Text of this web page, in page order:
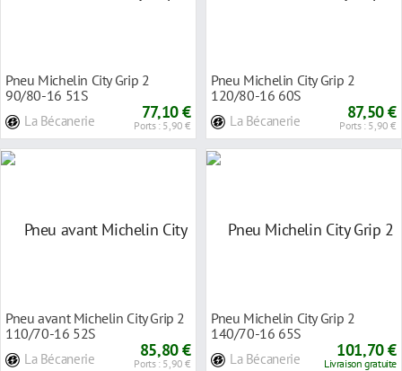
Pneu Michelin City Grip 2
90/80-16 51S
La Bécanerie 77,10 €
Ports : 5,90 €
Pneu Michelin City Grip 2
120/80-16 60S
La Bécanerie 87,50 €
Ports : 5,90 €
Pneu avant Michelin City Grip 2
110/70-16 52S
La Bécanerie 85,80 €
Ports : 5,90 €
Pneu Michelin City Grip 2
140/70-16 65S
La Bécanerie 101,70 €
Livraison gratuite